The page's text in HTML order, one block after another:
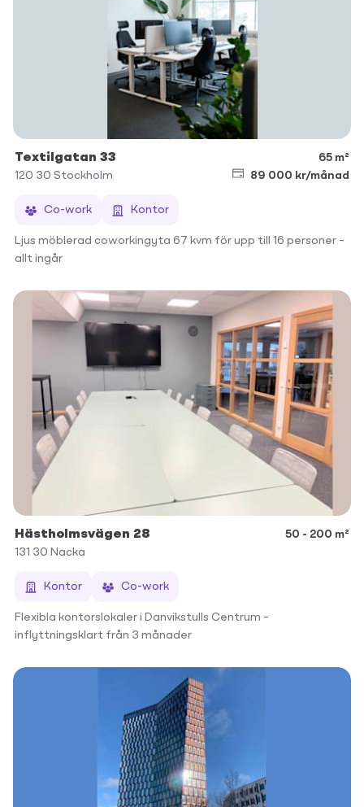
Textilgatan 33
65 m²
120 30 Stockholm 89 000 kr/månad
Co-work Kontor
Ljus möblerad coworkingyta 67 kvm för upp till 16 personer –
allt ingår
Hästholmsvägen 28
50 - 200 m²
131 30 Nacka
Kontor Co-work
Flexibla kontorslokaler i Danvikstulls Centrum –
inflyttningsklart från 3 månader